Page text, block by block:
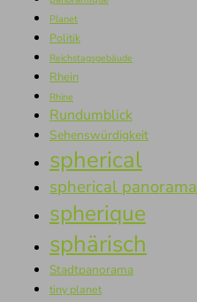
Planet
Politik
Reichstagsgebäude
Rhein
Rhine
Rundumblick
Sehenswürdigkeit
spherical
spherical panorama
spherique
sphärisch
Stadtpanorama
tiny planet